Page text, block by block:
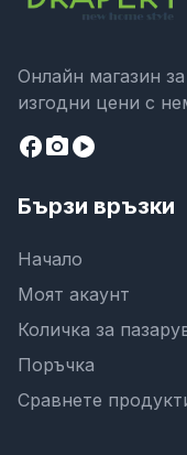
Онлайн магазин
изгодни цени с
facebookcamera_altplay_circle
Бързи връзки
Начало
Моят акаунт
Количка за
Поръчка
Сравнете